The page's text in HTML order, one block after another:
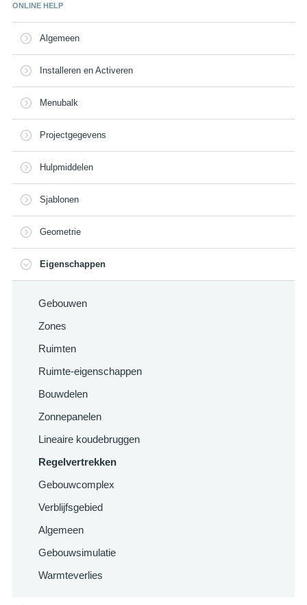
ONLINE HELP
Algemeen
Installeren en Activeren
Menubalk
Projectgegevens
Hulpmiddelen
Sjablonen
Geometrie
Eigenschappen
Gebouwen
Zones
Ruimten
Ruimte-eigenschappen
Bouwdelen
Zonnepanelen
Lineaire koudebruggen
Regelvertrekken
Gebouwcomplex
Verblijfsgebied
Algemeen
Gebouwsimulatie
Warmteverlies